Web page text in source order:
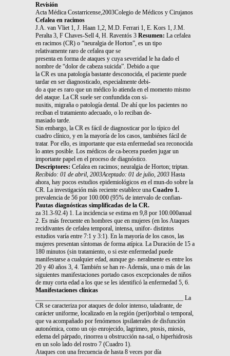
Revisión
Acta Médica Costarricense,2003Colegio de Médicos y Cirujanos
Cefalea en racimos
J.A. van Vliet 1, J. Haan 1,2, M.D. Ferrari 1, E. Kors 1, J.M.
Peralta 3, F Chaves-Sell 4, H. Raventós 3 Resumen: La cefalea
en racimos (CR) o “neuralgia de Horton”, es un tipo
relativamente raro de cefalea que se
presenta en forma de ataques y cuya severidad le ha dado el
nombre de “dolor de cabeza suicida”. Debido a que
la CR es una patología bastante desconocida, el paciente puede
tardar en ser diagnosticado, especialmente debi-
do a que es raro que un médico lo atienda en el momento mismo
del ataque. La CR suele ser confundida con si-
nusitis, migraña o patología dental. De ahí que los pacientes no
reciban el tratamiento adecuado, o lo reciban de-
masiado tarde.
Sin embargo, la CR es fácil de diagnosticar por lo típico del
cuadro clínico, y en la mayoría de los casos, tambiénes fácil de
tratar. Por ello, es importante que esta enfermedad sea reconocida
lo antes posible. Los médicos de ca-becera pueden jugar un
importante papel en el proceso de diagnóstico.
Descriptores: Cefalea en racimos; neuralgia de Horton; triptan.
Recibido: 01 de abril, 2003Aceptado: 01 de julio, 2003 Hasta
ahora, hay pocos estudios epidemiológicos en el mun-do sobre la
CR. La investigación más reciente establece una Cuadro 1.
prevalencia de 56 por 100.000 (95% de intervalo de confian-
Pautas diagnósticas simplificadas de la CR.
za 31.3-92.4) 1. La incidencia se estima en 9,8 por 100.000anual
2. Es más frecuente en hombres que en mujeres (en los Ataques
recidivantes de cefalea temporal, intensa, unifor- distintos
estudios varía entre 7:1 y 3:1). En la mayoría de los casos, las
mujeres presentan síntomas de forma atípica. La Duración de 15 a
180 minutos (sin tratamiento, o si este enfermedad puede
manifestarse a cualquier edad, aunque ge- neralmente es entre los
20 y 40 años 3, 4. También se han re- Además, una o más de las
siguientes manifestaciones portado casos excepcionales de niños
de muy corta edad a los que se les identificó la enfermedad 5, 6.
Manifestaciones clínicas
________________________________________________ La
CR se caracteriza por ataques de dolor intenso, taladrante, de
carácter uniforme, localizado en la región (peri)orbital o temporal,
que va acompañado por fenómenos ipsilaterales de disfunción
autonómica, como un ojo enrojecido, lagrimeo, ptosis, miosis,
edema del párpado, rinorrea u obstrucción na-sal, o hiperhidrosis
en un solo lado del rostro 7 (Cuadro 1).
Ataques con una frecuencia de hasta 8 veces por día